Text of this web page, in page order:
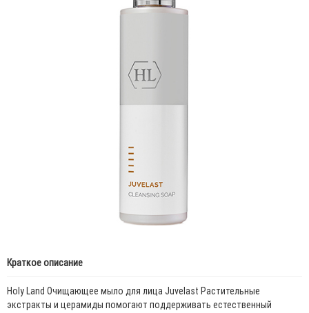
Краткое описание
Holy Land Очищающее мыло для лица Juvelast Растительные
экстракты и церамиды помогают поддерживать естественный